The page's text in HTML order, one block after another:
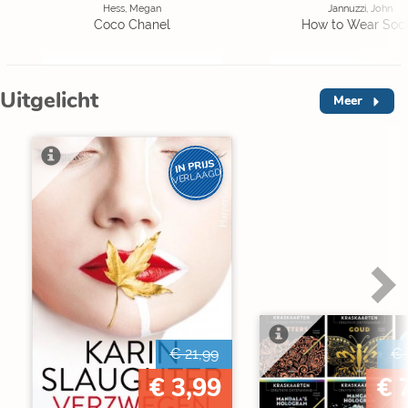
Hess, Megan
Coco Chanel
Jannuzzi, John
How to Wear
Uitgelicht Meer
IN PRIJS
VERLAAGD
€ 21,99
€ 3,99
€
€